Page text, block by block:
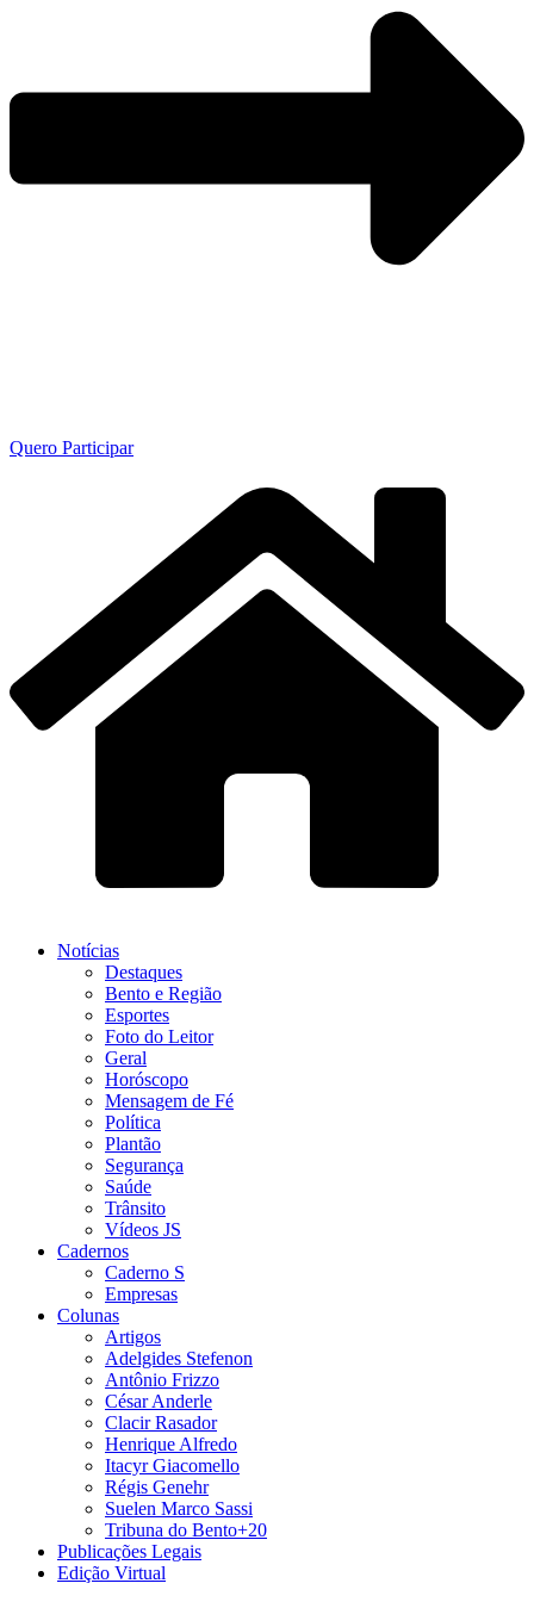
Quero Participar
Notícias
Destaques
Bento e Região
Esportes
Foto do Leitor
Geral
Horóscopo
Mensagem de Fé
Política
Plantão
Segurança
Saúde
Trânsito
Vídeos JS
Cadernos
Caderno S
Empresas
Colunas
Artigos
Adelgides Stefenon
Antônio Frizzo
César Anderle
Clacir Rasador
Henrique Alfredo
Itacyr Giacomello
Régis Genehr
Suelen Marco Sassi
Tribuna do Bento+20
Publicações Legais
Edição Virtual